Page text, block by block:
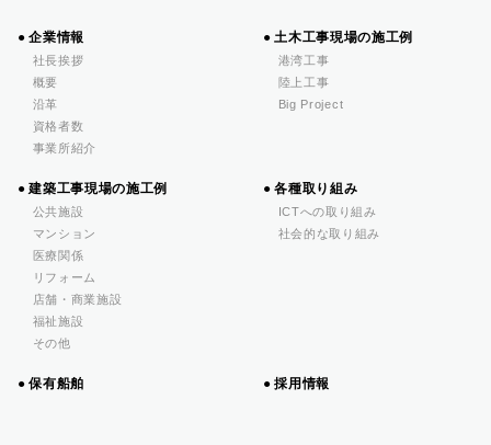
企業情報
社長挨拶
概要
沿革
資格者数
事業所紹介
土木工事現場の施工例
港湾工事
陸上工事
Big Project
建築工事現場の施工例
公共施設
マンション
医療関係
リフォーム
店舗・商業施設
福祉施設
その他
各種取り組み
ICTへの取り組み
社会的な取り組み
保有船舶 採用情報